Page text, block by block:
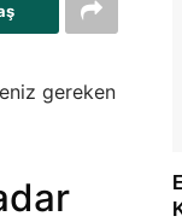
gereken